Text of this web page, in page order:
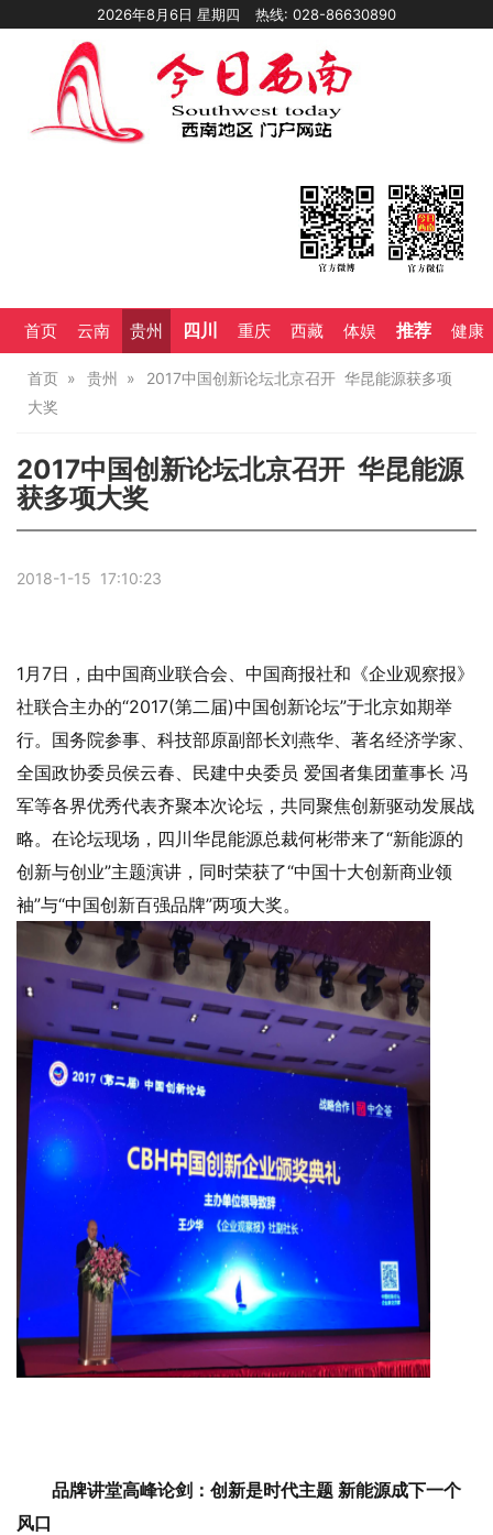
2026年8月6日 星期四 热线: 028-86630890
首页 云南 贵州 四川 重庆 西藏 体娱 推荐 健康
首页 贵州
2017中国创新论坛北京召开 华昆能源获多项
大奖
2017中国创新论坛北京召开 华昆能源
获多项大奖
2018-1-15 17:10:23
1月7日，由中国商业联合会、中国商报社和《企业观察报》
社联合主办的“2017(第二届)中国创新论坛”于北京如期举
行。国务院参事、科技部原副部长刘燕华、著名经济学家、
全国政协委员侯云春、民建中央委员 爱国者集团董事长 冯
军等各界优秀代表齐聚本次论坛，共同聚焦创新驱动发展战
略。在论坛现场，四川华昆能源总裁何彬带来了“新能源的
创新与创业”主题演讲，同时荣获了“中国十大创新商业领
袖”与“中国创新百强品牌”两项大奖。
品牌讲堂高峰论剑：创新是时代主题 新能源成下一个
风口